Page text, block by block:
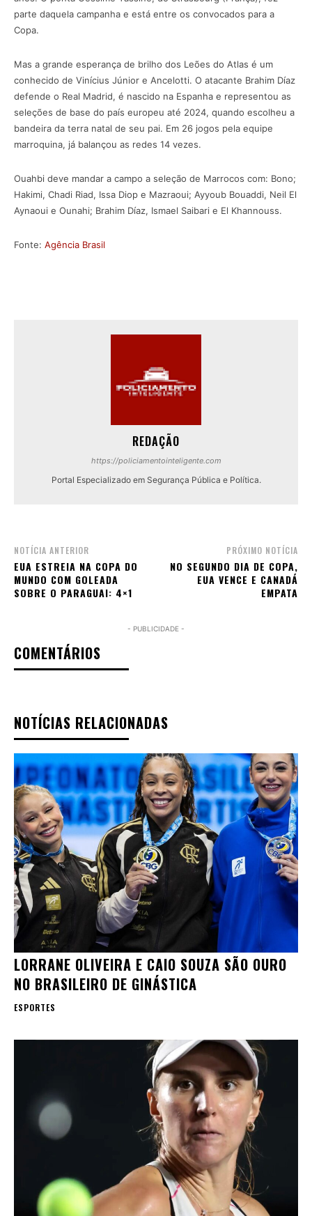
parte daquela campanha e está entre os convocados para a
Copa.
Mas a grande esperança de brilho dos Leões do Atlas é um
conhecido de Vinícius Júnior e Ancelotti. O atacante Brahim Díaz
defende o Real Madrid, é nascido na Espanha e representou as
seleções de base do país europeu até 2024, quando escolheu a
bandeira da terra natal de seu pai. Em 26 jogos pela equipe
marroquina, já balançou as redes 14 vezes.
Ouahbi deve mandar a campo a seleção de Marrocos com: Bono;
Hakimi, Chadi Riad, Issa Diop e Mazraoui; Ayyoub Bouaddi, Neil El
Aynaoui e Ounahi; Brahim Díaz, Ismael Saibari e El Khannouss.
Fonte: Agência Brasil
REDAÇÃO
https://policiamentointeligente.com
Portal Especializado em Segurança Pública e Política.
NOTÍCIA ANTERIOR
EUA ESTREIA NA COPA DO
MUNDO COM GOLEADA
SOBRE O PARAGUAI: 4×1
PRÓXIMO NOTÍCIA
NO SEGUNDO DIA DE COPA,
EUA VENCE E CANADÁ
EMPATA
- PUBLICIDADE -
COMENTÁRIOS
NOTÍCIAS RELACIONADAS
LORRANE OLIVEIRA E CAIO SOUZA SÃO OURO
NO BRASILEIRO DE GINÁSTICA
ESPORTES